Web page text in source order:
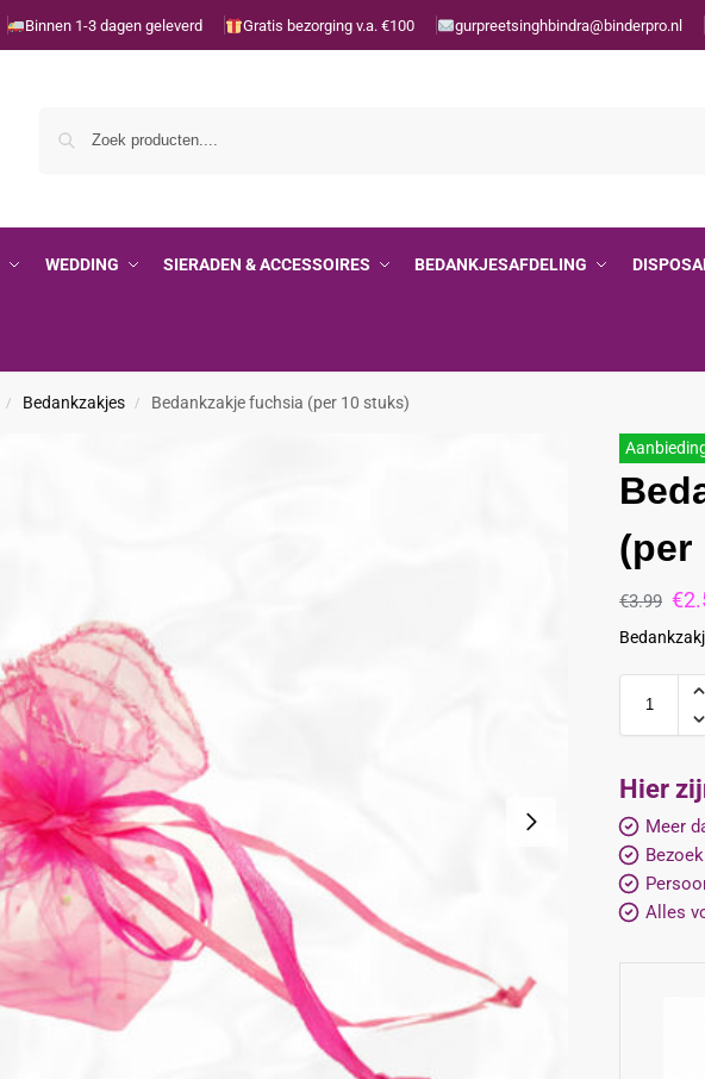
Binnen 1-3 dagen geleverd Gratis bezorging v.a. €100 gurpreetsinghbindra@binderpro.nl
WEDDING SIERADEN & ACCESSOIRES BEDANKJESAFDELING
/ Bedankzakjes / Bedankzakje fuchsia (per 10 stuks)
(per
€3.99 €
Hier
Meer
Alles